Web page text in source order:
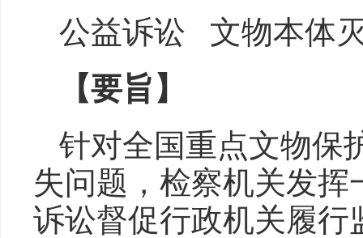
公益诉讼 文物本体
【要旨】
针对全国重点文物保
失问题，检察机关发
诉讼督促行政机关履